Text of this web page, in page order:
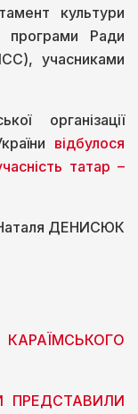
культури
програми Ради
учасниками
організації
відбулося
татар –
ДЕНИСЮК
ПРЕДСТАВИЛИ